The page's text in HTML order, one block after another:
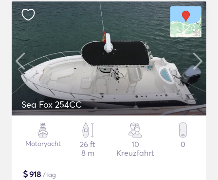
Sea Fox 254CC
Motoryacht
26 ft
8 m
10
Kreuzfahrt
0
$918 /Tag